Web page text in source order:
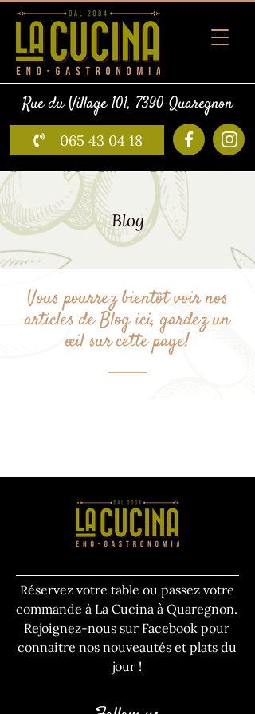
Rue du Village 101, 7390 Quaregnon
065 43 04 18
Blog
Vous pourrez bientôt voir nos
articles de Blog ici, gardez un
œil sur cette page!
Réservez votre table ou passez votre
commande à La Cucina à Quaregnon.
Rejoignez-nous sur Facebook pour
connaitre nos nouveautés et plats du
jour !